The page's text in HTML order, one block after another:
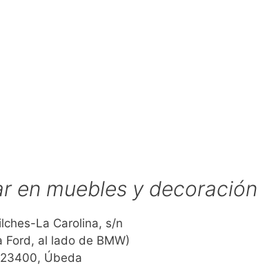
en muebles y decoración
La Carolina, s/n
Ford, al lado de BMW)
23400, Úbeda